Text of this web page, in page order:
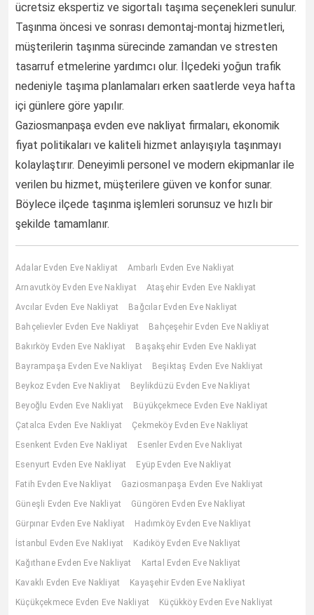
ücretsiz ekspertiz ve sigortalı taşıma seçenekleri sunulur.
Taşınma öncesi ve sonrası demontaj-montaj hizmetleri,
müşterilerin taşınma sürecinde zamandan ve stresten
tasarruf etmelerine yardımcı olur. İlçedeki yoğun trafik
nedeniyle taşıma planlamaları erken saatlerde veya hafta
içi günlere göre yapılır.
Gaziosmanpaşa evden eve nakliyat firmaları, ekonomik
fiyat politikaları ve kaliteli hizmet anlayışıyla taşınmayı
kolaylaştırır. Deneyimli personel ve modern ekipmanlar ile
verilen bu hizmet, müşterilere güven ve konfor sunar.
Böylece ilçede taşınma işlemleri sorunsuz ve hızlı bir
şekilde tamamlanır.
Adalar Evden Eve Nakliyat
Ambarlı Evden Eve Nakliyat
Arnavutköy Evden Eve Nakliyat
Ataşehir Evden Eve Nakliyat
Avcılar Evden Eve Nakliyat
Bağcılar Evden Eve Nakliyat
Bahçelievler Evden Eve Nakliyat
Bahçeşehir Evden Eve Nakliyat
Bakırköy Evden Eve Nakliyat
Başakşehir Evden Eve Nakliyat
Bayrampaşa Evden Eve Nakliyat
Beşiktaş Evden Eve Nakliyat
Beykoz Evden Eve Nakliyat
Beylikdüzü Evden Eve Nakliyat
Beyoğlu Evden Eve Nakliyat
Büyükçekmece Evden Eve Nakliyat
Çatalca Evden Eve Nakliyat
Çekmeköy Evden Eve Nakliyat
Esenkent Evden Eve Nakliyat
Esenler Evden Eve Nakliyat
Esenyurt Evden Eve Nakliyat
Eyüp Evden Eve Nakliyat
Fatih Evden Eve Nakliyat
Gaziosmanpaşa Evden Eve Nakliyat
Güneşli Evden Eve Nakliyat
Güngören Evden Eve Nakliyat
Gürpınar Evden Eve Nakliyat
Hadımköy Evden Eve Nakliyat
İstanbul Evden Eve Nakliyat
Kadıköy Evden Eve Nakliyat
Kağıthane Evden Eve Nakliyat
Kartal Evden Eve Nakliyat
Kavaklı Evden Eve Nakliyat
Kayaşehir Evden Eve Nakliyat
Küçükçekmece Evden Eve Nakliyat
Küçükköy Evden Eve Nakliyat